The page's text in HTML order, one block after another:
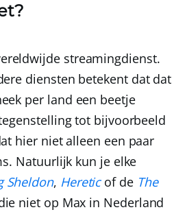
streamingdienst.
diensten betekent dat dat
per land een beetje
tot bijvoorbeeld
hier niet alleen een paar
Natuurlijk kun je elke
Sheldon, Heretic of de The
niet op Max in Nederland